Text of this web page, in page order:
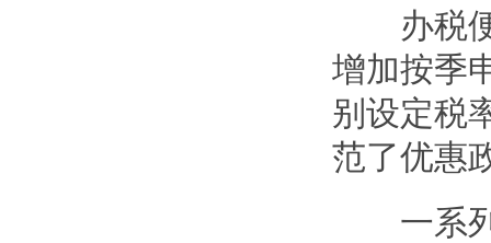
办税便
增加按季
别设定税
范了优惠
一系列